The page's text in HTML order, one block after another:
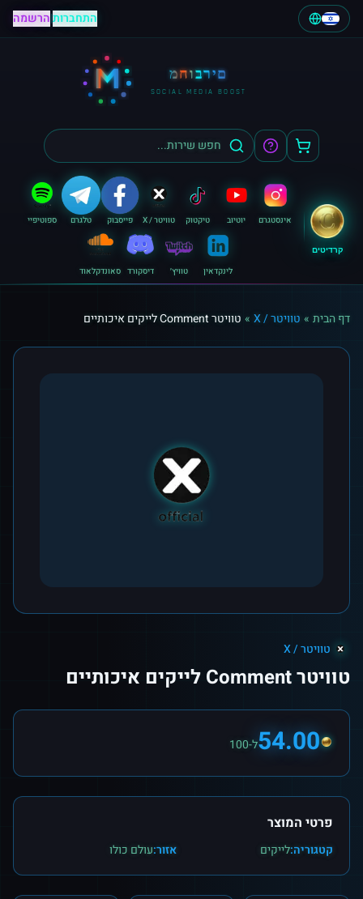
התחברות|הרשמה
M מחוברים
SOCIAL MEDIA BOOST
קרדיטים
אינסטגרם יוטיוב טיקטוק טוויטר / X פייסבוק טלגרם ספוטיפיי
לינקדאין טוויץ׳ דיסקורד סאונדקלאוד
דף הבית » טוויטר / X » טוויטר Comment לייקים איכותיים
טוויטר / X
טוויטר Comment לייקים איכותיים
54.00ל-100
פרטי המוצר
קטגוריה:לייקים אזור:עולם כולו